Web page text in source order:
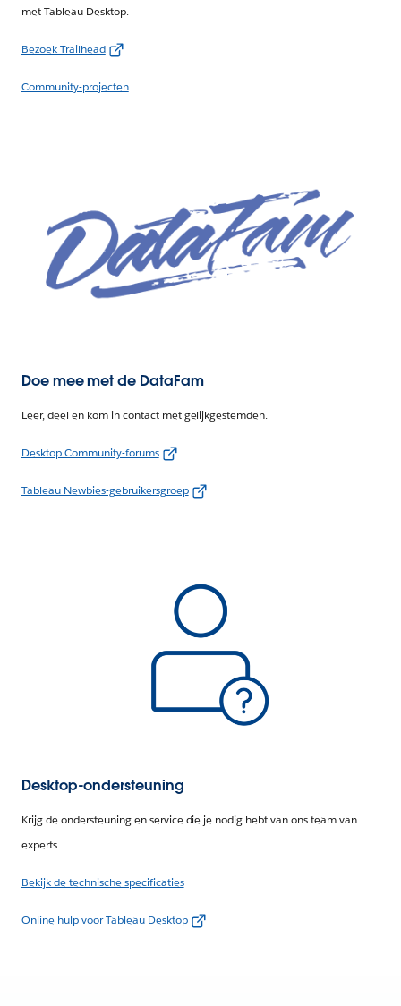
met Tableau Desktop.
Bezoek Trailhead
Community-projecten
Doe mee met de DataFam
Leer, deel en kom in contact met gelijkgestemden.
Desktop Community-forums
Tableau Newbies-gebruikersgroep
Desktop-ondersteuning
Krijg de ondersteuning en service die je nodig hebt van ons team van
experts.
Bekijk de technische specificaties
Online hulp voor Tableau Desktop